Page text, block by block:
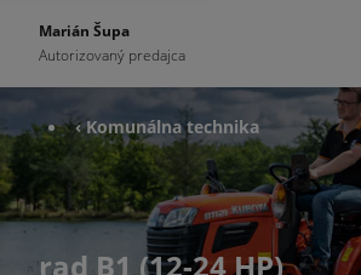
Marián Šupa
Autorizovaný predajca
‹ Komunálna technika
rad B1 (12-24 HP)